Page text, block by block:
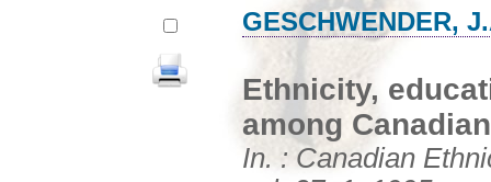
GESCHWENDER,
Ethnicity,
among
In. : Canadian